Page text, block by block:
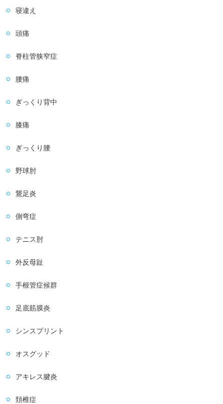
寝違え
頭痛
脊柱管狭窄症
腰痛
ぎっくり背中
膝痛
ぎっくり腰
野球肘
鵞足炎
側弯症
テニス肘
外反母趾
手根管症候群
足底筋膜炎
シンスプリント
オスグッド
アキレス腱炎
頚椎症